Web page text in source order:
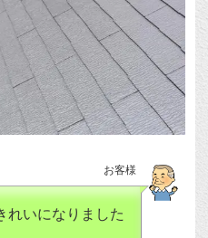
お客様
れいになりました